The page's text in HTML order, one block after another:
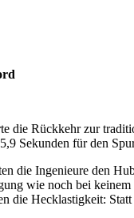
die Rückkehr zur
Sekunden für den
die Ingenieure den
wie noch bei
die Hecklastigkeit: